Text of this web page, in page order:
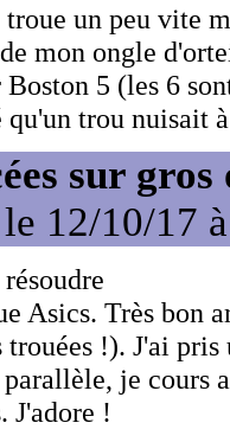
un peu vite
mon ongle
5 (les 6
trou nuisait
sur
12/10/17
Asics. Très bon
!). J'ai pris
je cours
J'adore !